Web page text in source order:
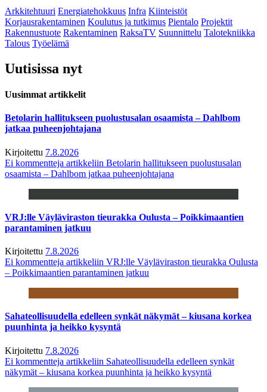
Arkkitehtuuri Energiatehokkuus Infra Kiinteistöt
Korjausrakentaminen Koulutus ja tutkimus Pientalo Projektit
Rakennustuote Rakentaminen RaksaTV Suunnittelu Talotekniikka
Talous Työelämä
Uutisissa nyt
Uusimmat artikkelit
Betolarin hallitukseen puolustusalan osaamista – Dahlbom
jatkaa puheenjohtajana
Kirjoitettu 7.8.2026
Ei kommentteja artikkeliin Betolarin hallitukseen puolustusalan
osaamista – Dahlbom jatkaa puheenjohtajana
VRJ:lle Väyläviraston tieurakka Oulusta – Poikkimaantien
parantaminen jatkuu
Kirjoitettu 7.8.2026
Ei kommentteja artikkeliin VRJ:lle Väyläviraston tieurakka Oulusta
– Poikkimaantien parantaminen jatkuu
Sahateollisuudella edelleen synkät näkymät – kiusana korkea
puunhinta ja heikko kysyntä
Kirjoitettu 7.8.2026
Ei kommentteja artikkeliin Sahateollisuudella edelleen synkät
näkymät – kiusana korkea puunhinta ja heikko kysyntä